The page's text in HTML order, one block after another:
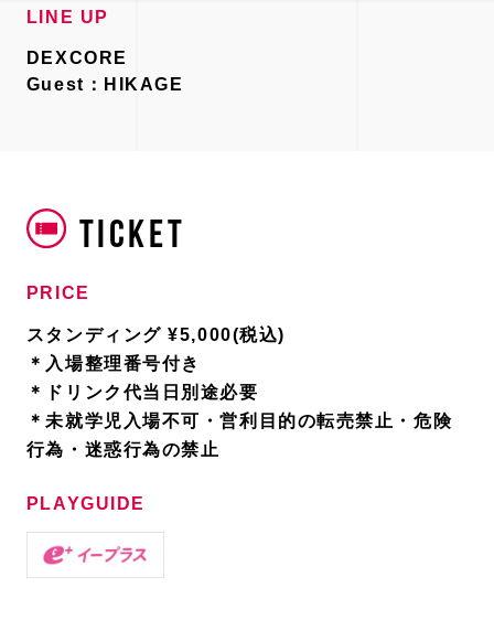
LINE UP
DEXCORE
Guest：HIKAGE
TICKET
PRICE
スタンディング ¥5,000(税込)
＊入場整理番号付き
＊ドリンク代当日別途必要
＊未就学児入場不可・営利目的の転売禁止・危険
行為・迷惑行為の禁止
PLAYGUIDE